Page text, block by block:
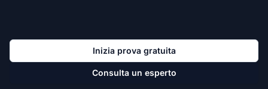
Inizia prova gratuita
Consulta un esperto